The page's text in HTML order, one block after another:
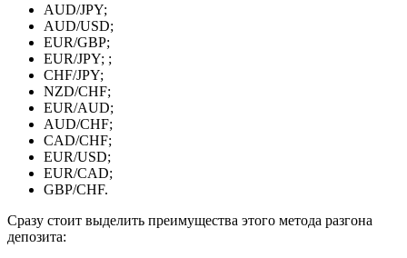
AUD/JPY;
AUD/USD;
EUR/GBP;
EUR/JPY; ;
CHF/JPY;
NZD/CHF;
EUR/AUD;
AUD/CHF;
CAD/CHF;
EUR/USD;
EUR/CAD;
GBP/CHF.
Сразу стоит выделить преимущества этого метода разгона
депозита: